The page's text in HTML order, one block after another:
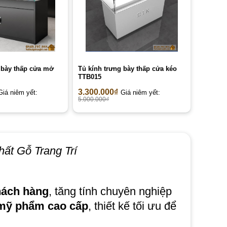
thấp cửa mở
niêm yết:
Tủ kính trưng bày thấp cửa kéo
TTB015
3.300.000₫ Giá niêm yết:
5.000.000₫
Gỗ Trang Trí
hàng, tăng tính chuyên nghiệp
phẩm cao cấp, thiết kế tối ưu để